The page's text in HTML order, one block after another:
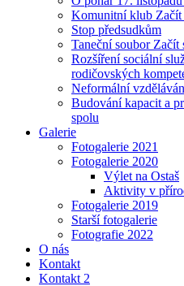
Komunitní klub Začít
Stop předsudkům
Taneční soubor Začít
Rozšíření sociální
rodičovských
Neformální
Budování kapacit a
spolu
Galerie
Fotogalerie 2021
Fotogalerie 2020
Výlet na Ostaš
Aktivity v
Fotogalerie 2019
Starší fotogalerie
Fotografie 2022
O nás
Kontakt
Kontakt 2